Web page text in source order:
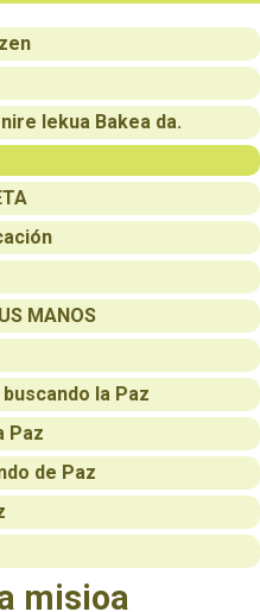
lekua Bakea da.
MANOS
la Paz
Paz
de Paz
misioa